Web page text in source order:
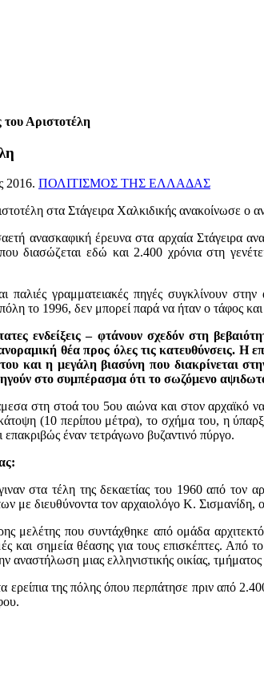
Αριστοτέλη
2016. ΠΟΛΙΤΙΣΜΟΣ ΤΗΣ ΕΛΛΑΔΑΣ
στα Στάγειρα Χαλκιδικής ανακοίνωσε ο
ανασκαφική έρευνα στα αρχαία Στάγειρα
διασώζεται εδώ και 2.400 χρόνια στη
παλιές γραμματειακές πηγές συγκλίνουν
το 1996, δεν μπορεί παρά να ήταν ο τάφος
ενδείξεις – φτάνουν σχεδόν στη
θέα προς όλες τις κατευθύνσεις. Η
και η μεγάλη βιασύνη που διακρίνεται
στο συμπέρασμα ότι το σωζόμενο
στη στοά του 5ου αιώνα και στον αρχαϊκό
(10 περίπου μέτρα), το σχήμα του, η
έναν τετράγωνο βυζαντινό πύργο.
στα τέλη της δεκαετίας του 1960 από τον
με διευθύνοντα τον αρχαιολόγο Κ. Σισμανίδη,
μελέτης που συντάχθηκε από ομάδα
και σημεία θέασης για τους επισκέπτες. Από
αναστήλωση μιας ελληνιστικής οικίας,
της πόλης όπου περπάτησε πριν από